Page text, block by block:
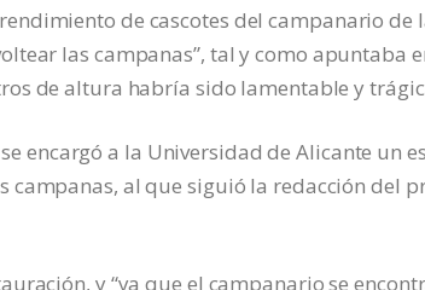
de cascotes del campanario de
las campanas”, tal y como apuntaba
de altura habría sido lamentable y
encargó a la Universidad de Alicante un
campanas, al que siguió la redacción del
y “ya que el campanario se